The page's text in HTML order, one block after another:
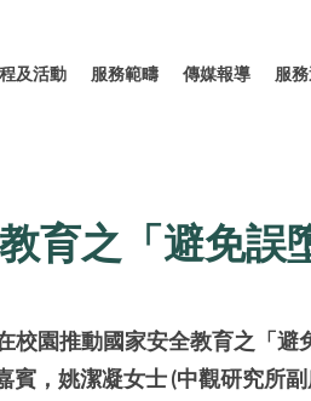
及活動 服務範疇 傳媒報導 服
育之「避免誤
校園推動國家安全教育之「
，姚潔凝女士 (中觀研究所